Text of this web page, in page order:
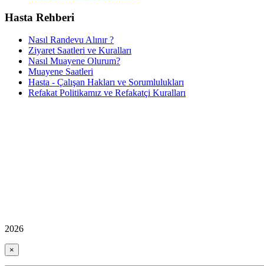
Hasta Rehberi
Nasıl Randevu Alınır ?
Ziyaret Saatleri ve Kuralları
Nasıl Muayene Olurum?
Muayene Saatleri
Hasta - Çalışan Hakları ve Sorumlulukları
Refakat Politikamız ve Refakatçi Kuralları
2026
×